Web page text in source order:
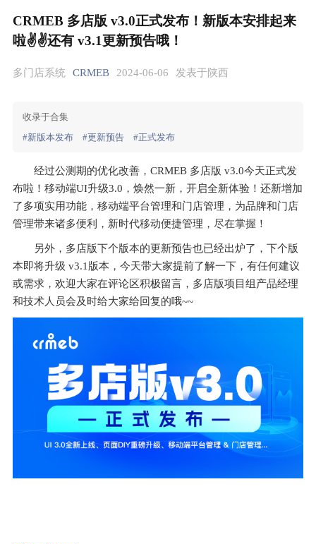
CRMEB 多店版 v3.0正式发布！新版本安排起来
啦✌✌还有 v3.1更新预告哦！
多门店系统 CRMEB 2024-06-06 发表于陕西
收录于合集
#新版本发布
#更新预告 #正式发布
经过公测期的优化改善，CRMEB 多店版 v3.0今天正式发
布啦！移动端UI升级3.0，焕然一新，开启全新体验！还新增加
了多项实用功能，移动端平台管理和门店管理，为品牌和门店
管理带来诸多便利，新时代移动便捷管理，尽在掌握！
另外，多店版下个版本的更新预告也已经出炉了，下个版
本即将升级 v3.1版本，今天带大家提前了解一下，有任何建议
或需求，欢迎大家在评论区积极留言，多店版项目组产品经理
和技术人员会及时给大家给回复的哦~~